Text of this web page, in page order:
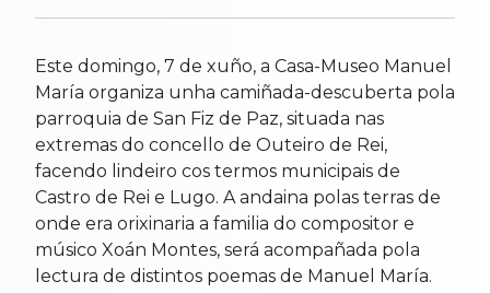
Este domingo, 7 de xuño, a Casa-Museo Manuel
María organiza unha camiñada-descuberta pola
parroquia de San Fiz de Paz, situada nas
extremas do concello de Outeiro de Rei,
facendo lindeiro cos termos municipais de
Castro de Rei e Lugo. A andaina polas terras de
onde era orixinaria a familia do compositor e
músico Xoán Montes, será acompañada pola
lectura de distintos poemas de Manuel María.